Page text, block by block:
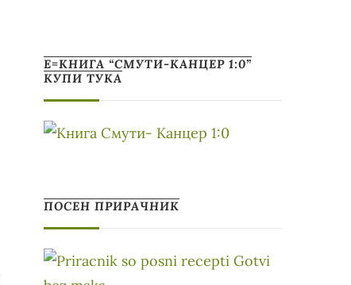
Е=КНИГА “СМУТИ-КАНЦЕР 1:0”
КУПИ ТУКА
ПОСЕН ПРИРАЧНИК